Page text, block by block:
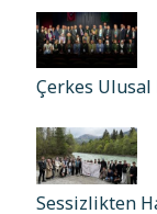
Çerkes
Sessizlikten